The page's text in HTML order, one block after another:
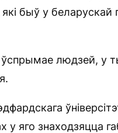
быў у беларускай
людзей, у
у яго знаходзяцца